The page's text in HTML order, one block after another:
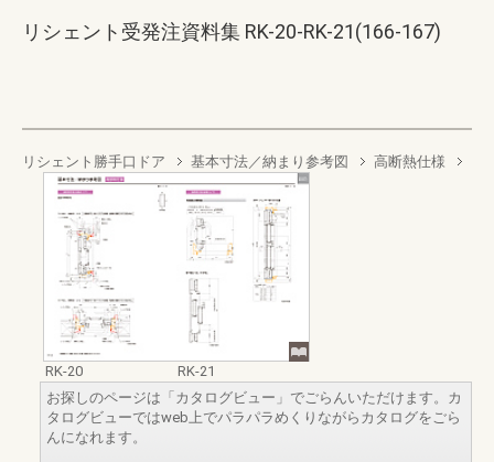
リシェント受発注資料集 RK-20-RK-21(166-167)
リシェント勝手口ドア 基本寸法／納まり参考図 高断熱仕様
RK-20
RK-21
お探しのページは「カタログビュー」でごらんいただけます。カ
タログビューではweb上でパラパラめくりながらカタログをごら
んになれます。